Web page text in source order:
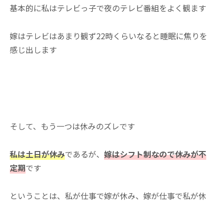
基本的に私はテレビっ子で夜のテレビ番組をよく観ます
嫁はテレビはあまり観ず22時くらいなると睡眠に焦りを
感じ出します
そして、もう一つは休みのズレです
私は土日が休みであるが、 嫁はシフト制なので休みが不
定期です
ということは、私が仕事で嫁が休み、嫁が仕事で私が休